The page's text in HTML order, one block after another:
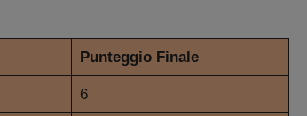
Punteggio Finale
6